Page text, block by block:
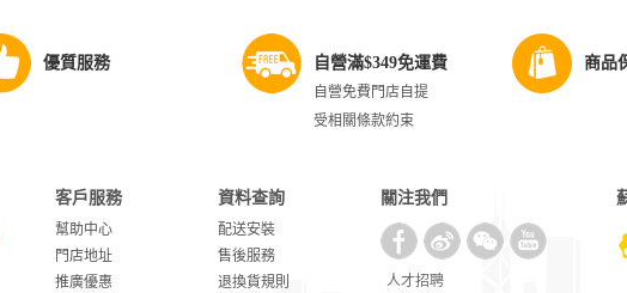
優質服務 自營滿$349免運費
自營免費門店自提
受相關條款約束
商品
客戶服務
幫助中心
門店地址
推廣優惠
資料查詢
配送安裝
售後服務
退換貨規則
關注我們
人才招聘